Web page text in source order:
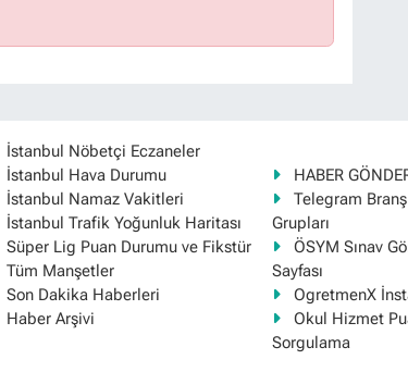
İstanbul Nöbetçi Eczaneler
İstanbul Hava Durumu
İstanbul Namaz Vakitleri
İstanbul Trafik Yoğunluk Haritası
Süper Lig Puan Durumu ve Fikstür
Tüm Manşetler
Son Dakika Haberleri
Haber Arşivi
HABER
Telegram
Grupları
ÖSYM Sınav
Sayfası
OgretmenX
Okul Hizmet
Sorgulama